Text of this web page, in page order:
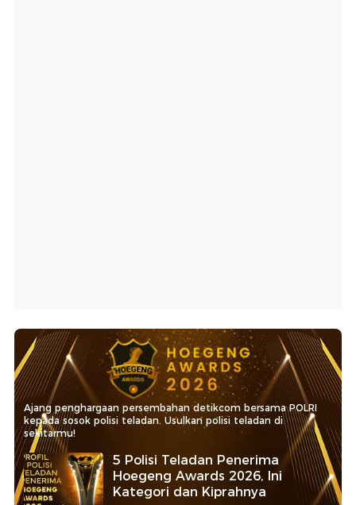
Ajang penghargaan persembahan detikcom bersama POLRI
kepada sosok polisi teladan. Usulkan polisi teladan di
sekitarmu!
5 Polisi Teladan Penerima
Hoegeng Awards 2026, Ini
Kategori dan Kiprahnya